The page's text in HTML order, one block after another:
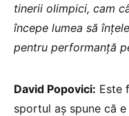
tinerii olimpici, cam
începe lumea să
pentru performanță
David Popovici: Este
sportul aș spune că